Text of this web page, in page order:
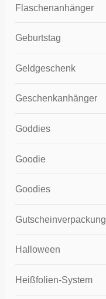
Flaschenanhänger
Geburtstag
Geldgeschenk
Geschenkanhänger
Goddies
Goodie
Goodies
Gutscheinverpackung
Halloween
Heißfolien-System